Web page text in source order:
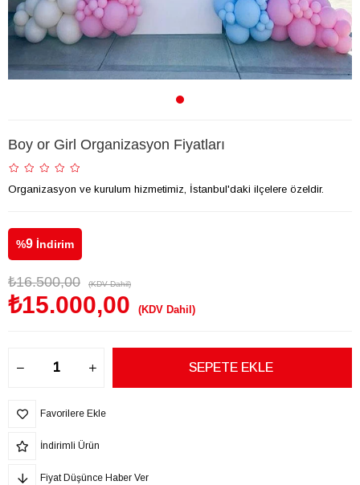
Boy or Girl Organizasyon Fiyatları
Organizasyon ve kurulum hizmetimiz, İstanbul'daki ilçelere özeldir.
%9 İndirim
₺16.500,00 (KDV Dahil)
₺15.000,00 (KDV Dahil)
Favorilere Ekle
İndirimli Ürün
Fiyat Düşünce Haber Ver